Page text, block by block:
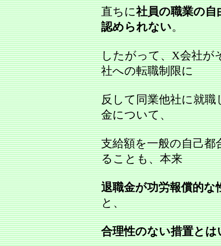
直ちに社員の職業の
認められない。
したがって、X会社が
社への転職制限に
反して同業他社に就
金について、
支給額を一般の自己
ることも、本来
退職金が功労報償的な
と、
合理性のない措置とは